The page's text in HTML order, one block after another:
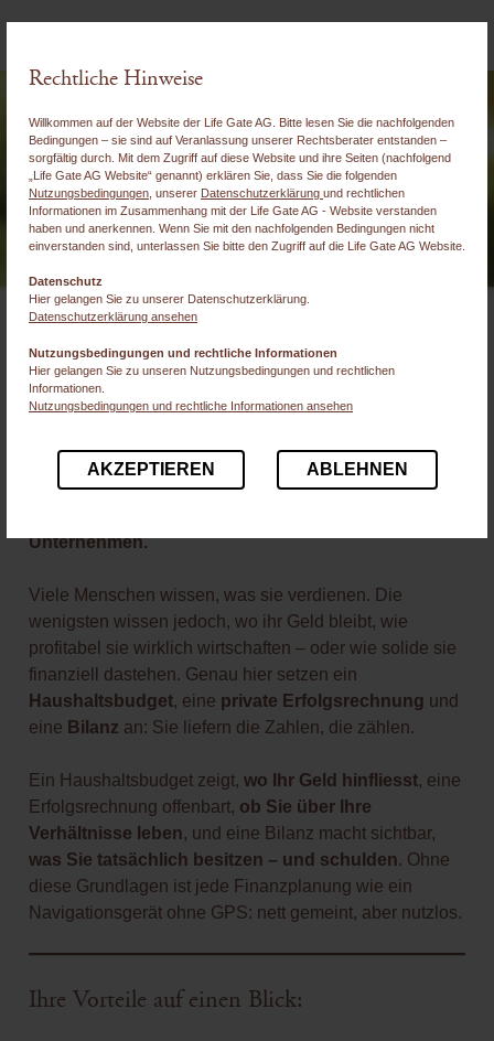
Rechtliche Hinweise
Willkommen auf der Website der Life Gate AG. Bitte lesen Sie die nachfolgenden
Bedingungen – sie sind auf Veranlassung unserer Rechtsberater entstanden –
sorgfältig durch. Mit dem Zugriff auf diese Website und ihre Seiten (nachfolgend
„Life Gate AG Website“ genannt) erklären Sie, dass Sie die folgenden
Nutzungsbedingungen , unserer Datenschutzerklärung und rechtlichen
Informationen im Zusammenhang mit der Life Gate AG - Website verstanden
haben und anerkennen. Wenn Sie mit den nachfolgenden Bedingungen nicht
einverstanden sind, unterlassen Sie bitte den Zugriff auf die Life Gate AG Website.
Datenschutz
Hier gelangen Sie zu unserer Datenschutzerklärung.
Datenschutzerklärung ansehen
Nutzungsbedingungen und rechtliche Informationen
Hier gelangen Sie zu unseren Nutzungsbedingungen und rechtlichen
Informationen.
Nutzungsbedingungen und rechtliche Informationen ansehen
AKZEPTIEREN ABLEHNEN
Warum sind ein
Haushaltsbudget, eine private
Erfolgsrechnung und Bilanz so
Weil niemand ein Unternehmen ohne Zahlen führt –
Unternehmen.
Viele Menschen wissen, was sie verdienen. Die
wenigsten wissen jedoch, wo ihr Geld bleibt, wie
profitabel sie wirklich wirtschaften – oder wie solide sie
finanziell dastehen. Genau hier setzen ein
Haushaltsbudget, eine private Erfolgsrechnung und
eine Bilanz an: Sie liefern die Zahlen, die zählen.
Ein Haushaltsbudget zeigt, wo Ihr Geld hinfliesst, eine
Erfolgsrechnung offenbart, ob Sie über Ihre
Verhältnisse leben, und eine Bilanz macht sichtbar,
was Sie tatsächlich besitzen – und schulden. Ohne
diese Grundlagen ist jede Finanzplanung wie ein
Navigationsgerät ohne GPS: nett gemeint, aber nutzlos.
Ihre Vorteile auf einen Blick: